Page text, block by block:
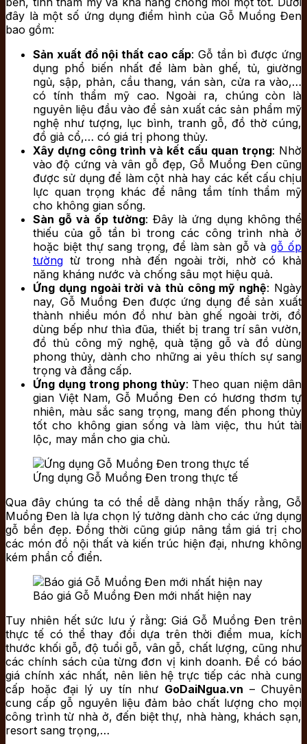
đây là một số ứng dụng điểm hình của Gỗ Muồng Đen
bao gồm:
Sản xuất đồ nội thất cao cấp: Gỗ tần bì được ứng
dụng phổ biến nhất để làm bàn ghế, tủ, giường
ngủ, sập, phản, cầu thang, ván sàn, cửa ra vào,…
có tính thẩm mỹ cao. Ngoài ra, chúng còn là
nguyên liệu đầu vào để sản xuất các sản phẩm mỹ
nghệ như tượng, lục bình, tranh gỗ, đồ thờ cúng,
đồ giả cổ,… có giá trị phong thủy.
Xây dựng công trình và kết cấu quan trọng: Nhờ
vào độ cứng và vân gỗ đẹp, Gỗ Muồng Đen cũng
được sử dụng để làm cột nhà hay các kết cấu chịu
lực quan trọng khác để nâng tầm tính thẩm mỹ
cho không gian sống.
Sàn gỗ và ốp tường: Đây là ứng dụng không thể
thiếu của gỗ tần bì trong các công trình nhà ở
hoặc biệt thự sang trọng, để làm sàn gỗ và gỗ ốp
tường từ trong nhà đến ngoài trời, nhờ có khả
năng kháng nước và chống sâu mọt hiệu quả.
Ứng dụng ngoài trời và thủ công mỹ nghệ: Ngày
nay, Gỗ Muồng Đen được ứng dụng để sản xuất
thành nhiều món đồ như bàn ghế ngoài trời, đồ
dùng bếp như thìa đũa, thiết bị trang trí sân vườn,
đồ thủ công mỹ nghệ, quà tặng gỗ và đồ dùng
phong thủy, dành cho những ai yêu thích sự sang
trọng và đẳng cấp.
Ứng dụng trong phong thủy: Theo quan niệm dân
gian Việt Nam, Gỗ Muồng Đen có hương thơm tự
nhiên, màu sắc sang trọng, mang đến phong thủy
tốt cho không gian sống và làm việc, thu hút tài
lộc, may mắn cho gia chủ.
Ứng dụng Gỗ Muồng Đen trong thực tế
Qua đây chúng ta có thể dễ dàng nhận thấy rằng, Gỗ
Muồng Đen là lựa chọn lý tưởng dành cho các ứng dụng
gỗ bền đẹp. Đồng thời cũng giúp nâng tầm giá trị cho
các món đồ nội thất và kiến trúc hiện đại, nhưng không
kém phần cổ điển.
Báo giá Gỗ Muồng Đen mới nhất hiện nay
Tuy nhiên hết sức lưu ý rằng: Giá Gỗ Muồng Đen trên
thực tế có thể thay đổi dựa trên thời điểm mua, kích
thước khối gỗ, độ tuổi gỗ, vân gỗ, chất lượng, cũng như
các chính sách của từng đơn vị kinh doanh. Để có báo
giá chính xác nhất, nên liên hệ trực tiếp các nhà cung
cấp hoặc đại lý uy tín như GoDaiNgua.vn – Chuyên
cung cấp gỗ nguyên liệu đảm bảo chất lượng cho mọi
công trình từ nhà ở, đến biệt thự, nhà hàng, khách sạn,
resort sang trọng,…